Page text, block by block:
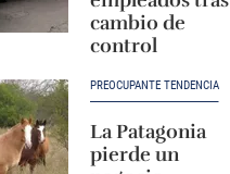
cambio de
control
PREOCUPANTE TENDENCIA
La Patagonia
pierde un